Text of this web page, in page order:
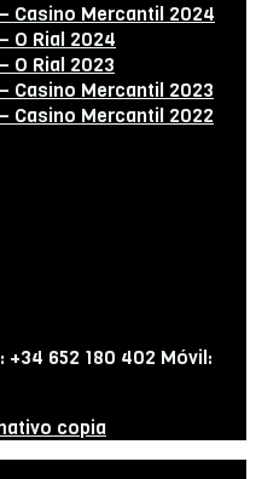
Casino Mercantil 2024
O Rial 2024
O Rial 2023
Casino Mercantil 2023
Casino Mercantil 2022
652 180 402 Móvil: